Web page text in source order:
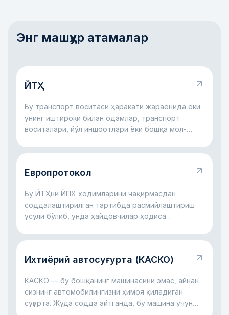
Энг машҳур атамалар
ЙТҲ
Бу транспорт воситаси ҳаракати жараёнида ёки
унинг иштироки билан одамлар, транспорт
воситалари, йўл иншоотлари ёки бошқа мол-
Европротокол
Бу ЙТҲни ЙПХ ходимларини чақирмасдан
соддалаштирилган тартибда расмийлаштириш
усули бўлиб, унда ҳайдовчилар ҳодиса
Ихтиёрий автосуғурта (КАСКО)
КАСКО — бу бошқанинг машинасини эмас, айнан
сизнинг автомобилингизни ҳимоя қиладиган
суғурта. Жуда содда айтганда, бу машина учун